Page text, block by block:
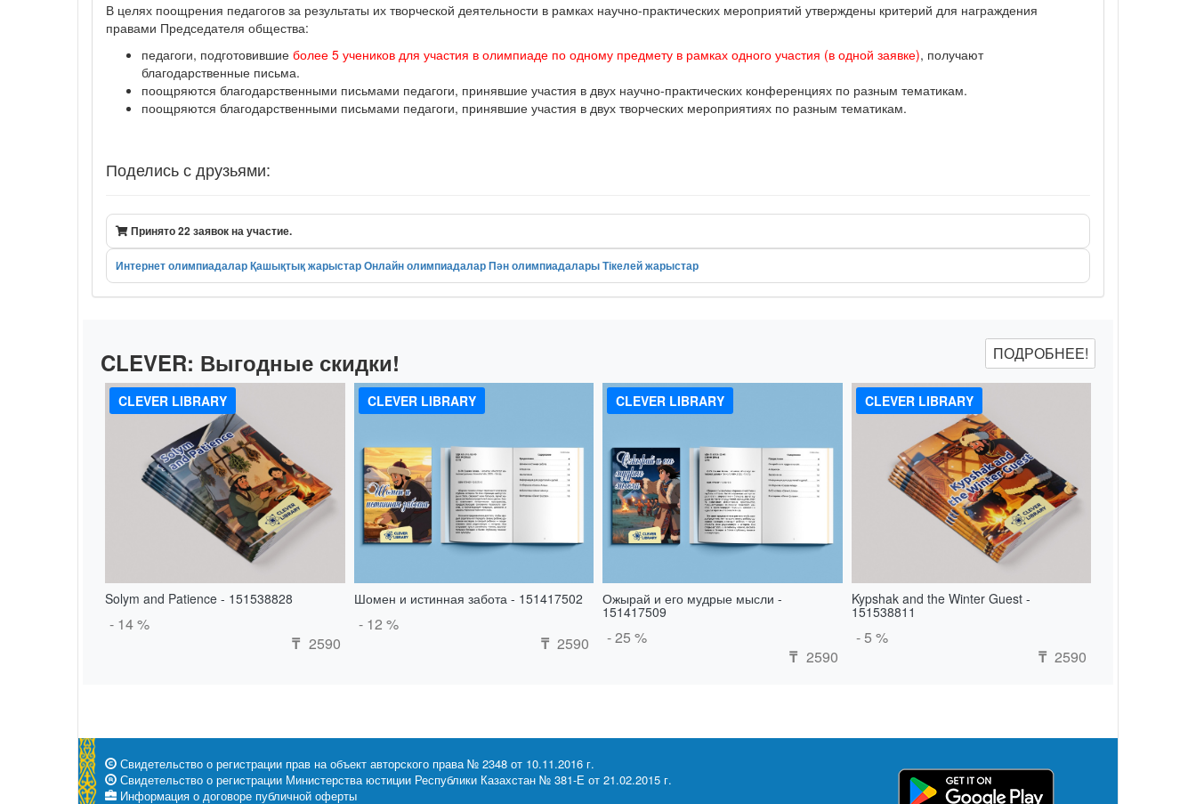
В целях поощрения педагогов за результаты их творческой деятельности в рамках научно-практических мероприятий утверждены критерий для награждения
правами Председателя общества:
педагоги, подготовившие более 5 учеников для участия в олимпиаде по одному предмету в рамках одного участия (в одной заявке), получают
благодарственные письма.
поощряются благодарственными письмами педагоги, принявшие участия в двух научно-практических конференциях по разным тематикам.
поощряются благодарственными письмами педагоги, принявшие участия в двух творческих мероприятиях по разным тематикам.
Поделись с друзьями:
Принято 22 заявок на участие.
Интернет олимпиадаларҚашықтық жарыстарОнлайн олимпиадаларПән олимпиадаларыТікелей жарыстар
CLEVER: Выгодные скидки! ПОДРОБНЕЕ!
CLEVER LIBRARY
Solym and Patience - 151538828
- 14 %
₸ 2590
CLEVER LIBRARY
Шомен и истинная забота - 151417502
- 12 %
₸ 2590
CLEVER LIBRARY
Ожырай и его мудрые мысли -
151417509
- 25 %
₸ 2590
CLEVER LIBRARY
Kypshak and the Winter Guest -
151538811
- 5 %
₸ 2590
Свидетельство о регистрации прав на объект авторского права № 2348 от 10.11.2016 г.
Свидетельство о регистрации Министерства юстиции Республики Казахстан № 381-Е от 21.02.2015 г.
Информация о договоре публичной оферты